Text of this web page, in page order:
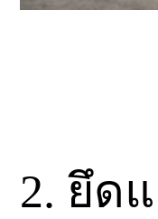
2. ยึด